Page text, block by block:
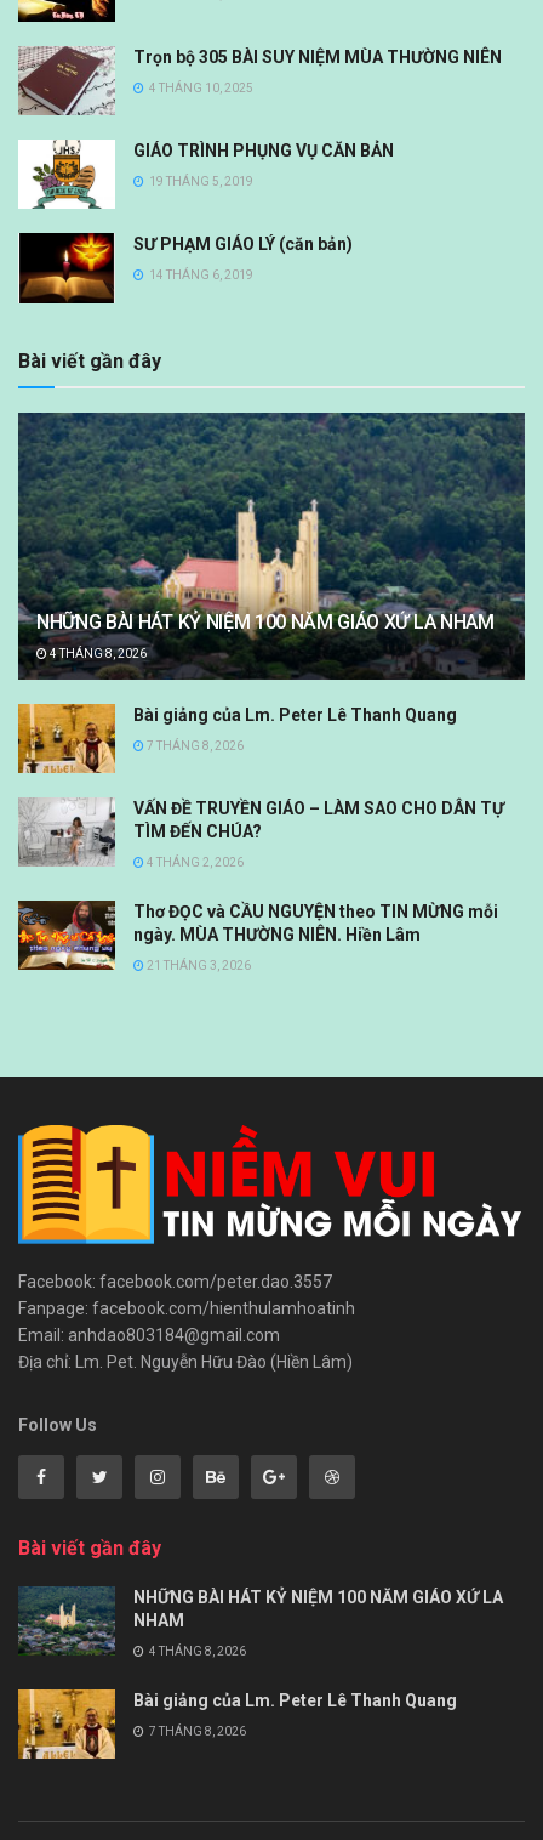
Trọn bộ 305 BÀI SUY NIỆM MÙA THƯỜNG NIÊN
4 THÁNG 10, 2025
GIÁO TRÌNH PHỤNG VỤ CĂN BẢN
19 THÁNG 5, 2019
SƯ PHẠM GIÁO LÝ (căn bản)
14 THÁNG 6, 2019
Bài viết gần đây
NHỮNG BÀI HÁT KỶ NIỆM 100 NĂM GIÁO XỨ LA NHAM
4 THÁNG 8, 2026
Bài giảng của Lm. Peter Lê Thanh Quang
7 THÁNG 8, 2026
VẤN ĐỀ TRUYỀN GIÁO – LÀM SAO CHO DÂN TỰ
TÌM ĐẾN CHÚA?
4 THÁNG 2, 2026
Thơ ĐỌC và CẦU NGUYỆN theo TIN MỪNG mỗi
ngày. MÙA THƯỜNG NIÊN. Hiền Lâm
21 THÁNG 3, 2026
Facebook: facebook.com/peter.dao.3557
Fanpage: facebook.com/hienthulamhoatinh
Email: anhdao803184@gmail.com
Địa chỉ: Lm. Pet. Nguyễn Hữu Đào (Hiền Lâm)
Follow Us
Bài viết gần đây
NHỮNG BÀI HÁT KỶ NIỆM 100 NĂM GIÁO XỨ LA
NHAM
4 THÁNG 8, 2026
Bài giảng của Lm. Peter Lê Thanh Quang
7 THÁNG 8, 2026